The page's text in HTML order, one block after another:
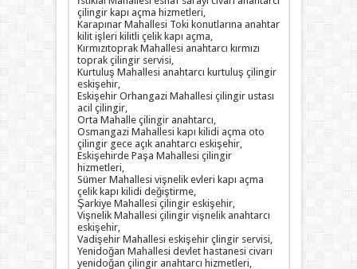
çilingir kapı açma hizmetleri,
Karapınar Mahallesi Toki konutlarına anahtar
kilit işleri kilitli çelik kapı açma,
Kırmızıtoprak Mahallesi anahtarcı kırmızı
toprak çilingir servisi,
Kurtuluş Mahallesi anahtarcı kurtuluş çilingir
eskişehir,
Eskişehir Orhangazi Mahallesi çilingir ustası
acil çilingir,
Orta Mahalle çilingir anahtarcı,
Osmangazi Mahallesi kapı kilidi açma oto
çilingir gece açık anahtarcı eskişehir,
Eskişehirde Paşa Mahallesi çilingir
hizmetleri,
Sümer Mahallesi vişnelik evleri kapı açma
çelik kapı kilidi değiştirme,
Şarkiye Mahallesi çilingir eskişehir,
Vişnelik Mahallesi çilingir vişnelik anahtarcı
eskişehir,
Vadişehir Mahallesi eskişehir çlingir servisi,
Yenidoğan Mahallesi devlet hastanesi civarı
yenidoğan çilingir anahtarcı hizmetleri,